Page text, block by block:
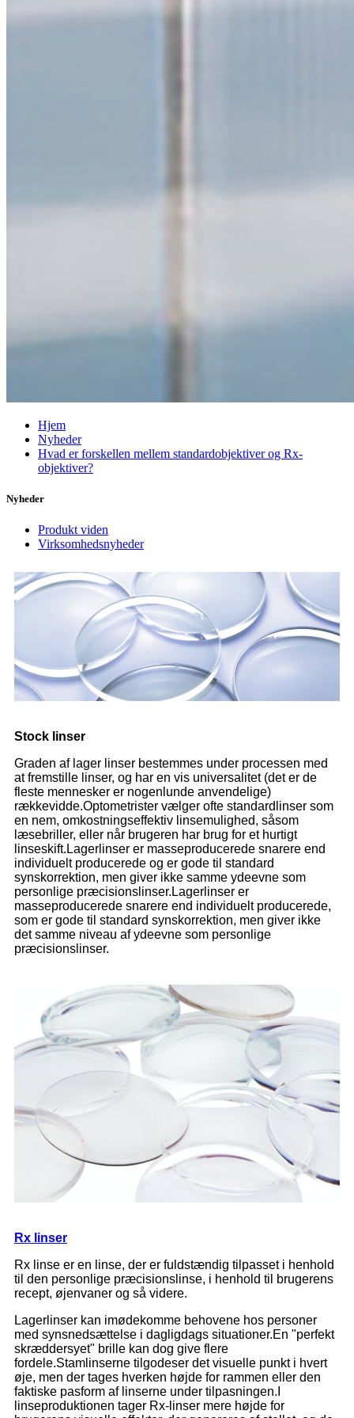
Hjem
Nyheder
Hvad er forskellen mellem standardobjektiver og Rx-
objektiver?
Nyheder
Produkt viden
Virksomhedsnyheder
Stock linser
Graden af ​​lager linser bestemmes under processen med
at fremstille linser, og har en vis universalitet (det er de
fleste mennesker er nogenlunde anvendelige)
rækkevidde.Optometrister vælger ofte standardlinser som
en nem, omkostningseffektiv linsemulighed, såsom
læsebriller, eller når brugeren har brug for et hurtigt
linseskift.Lagerlinser er masseproducerede snarere end
individuelt producerede og er gode til standard
synskorrektion, men giver ikke samme ydeevne som
personlige præcisionslinser.Lagerlinser er
masseproducerede snarere end individuelt producerede,
som er gode til standard synskorrektion, men giver ikke
det samme niveau af ydeevne som personlige
præcisionslinser.
Rx linser
Rx linse er en linse, der er fuldstændig tilpasset i henhold
til den personlige præcisionslinse, i henhold til brugerens
recept, øjenvaner og så videre.
Lagerlinser kan imødekomme behovene hos personer
med synsnedsættelse i dagligdags situationer.En "perfekt
skræddersyet" brille kan dog give flere
fordele.Stamlinserne tilgodeser det visuelle punkt i hvert
øje, men der tages hverken højde for rammen eller den
faktiske pasform af linserne under tilpasningen.I
linseproduktionen tager Rx-linser mere højde for